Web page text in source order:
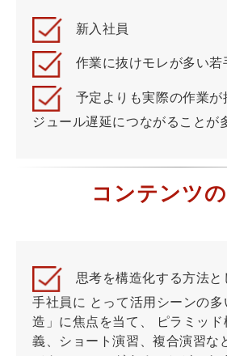
新入社員
作業に抜けモレが多い若
予定よりも実際の作業が
ジュール遅延につながることが
コンテンツ
思考を構造化する方法と
手社員に とって活用シーンの
造」に焦点を当て、 ピラミッ
義、ショート演習、複合演習な